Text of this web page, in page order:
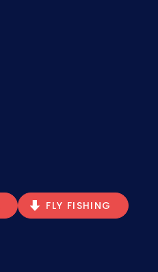
FLY FISHING